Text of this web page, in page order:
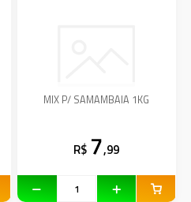
MIX P/ SAMAMBAIA 1KG
R$ 7,99